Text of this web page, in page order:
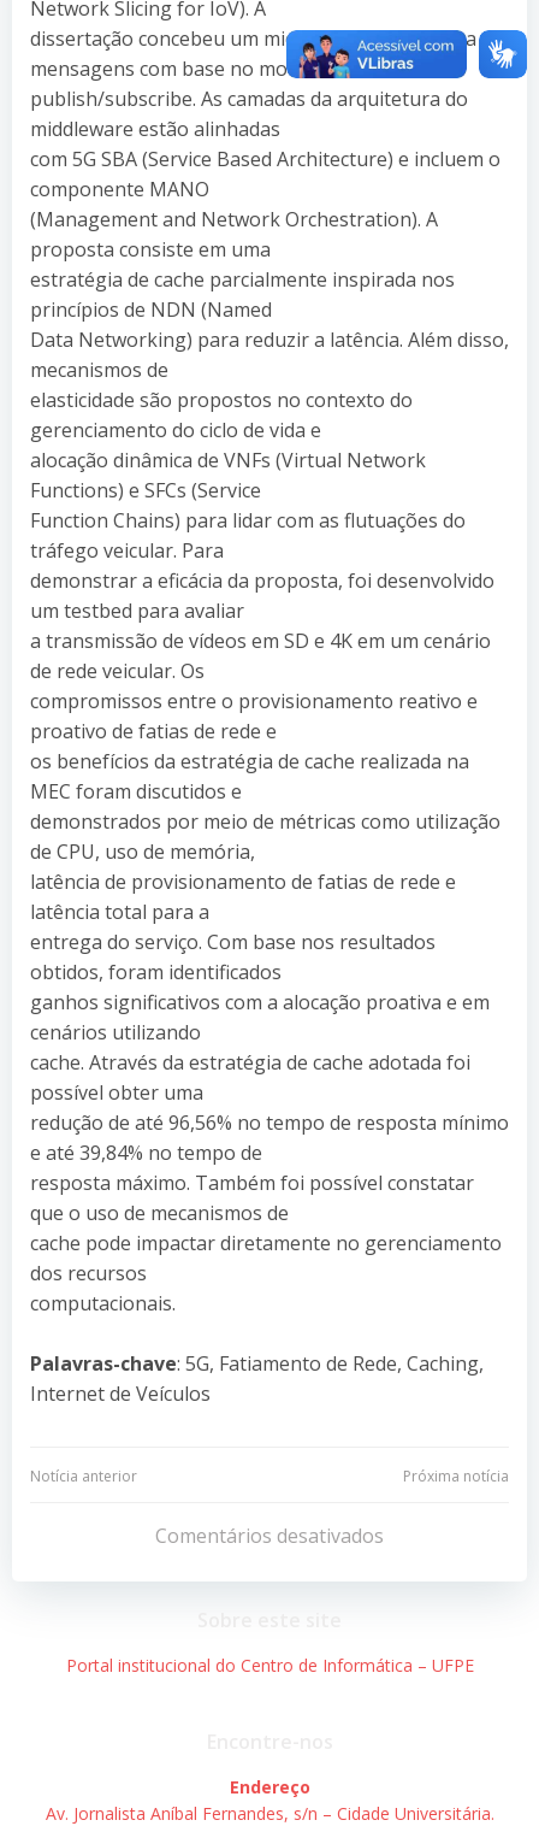
Network Slicing for IoV). A
dissertação concebeu um middleware orientado a
mensagens com base no modelo
publish/subscribe. As camadas da arquitetura do
middleware estão alinhadas
com 5G SBA (Service Based Architecture) e incluem o
componente MANO
(Management and Network Orchestration). A
proposta consiste em uma
estratégia de cache parcialmente inspirada nos
princípios de NDN (Named
Data Networking) para reduzir a latência. Além disso,
mecanismos de
elasticidade são propostos no contexto do
gerenciamento do ciclo de vida e
alocação dinâmica de VNFs (Virtual Network
Functions) e SFCs (Service
Function Chains) para lidar com as flutuações do
tráfego veicular. Para
demonstrar a eficácia da proposta, foi desenvolvido
um testbed para avaliar
a transmissão de vídeos em SD e 4K em um cenário
de rede veicular. Os
compromissos entre o provisionamento reativo e
proativo de fatias de rede e
os benefícios da estratégia de cache realizada na
MEC foram discutidos e
demonstrados por meio de métricas como utilização
de CPU, uso de memória,
latência de provisionamento de fatias de rede e
latência total para a
entrega do serviço. Com base nos resultados
obtidos, foram identificados
ganhos significativos com a alocação proativa e em
cenários utilizando
cache. Através da estratégia de cache adotada foi
possível obter uma
redução de até 96,56% no tempo de resposta mínimo
e até 39,84% no tempo de
resposta máximo. Também foi possível constatar
que o uso de mecanismos de
cache pode impactar diretamente no gerenciamento
dos recursos
computacionais.
Palavras-chave: 5G, Fatiamento de Rede, Caching,
Internet de Veículos
Navegação
Post
Notícia anterior
Navegação
de
Post
Próxima notícia
Comentários desativados
Portal institucional do Centro de Informática – UFPE
Endereço
Av. Jornalista Aníbal Fernandes, s/n – Cidade Universitária.